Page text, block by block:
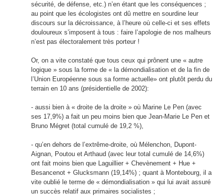
sécurité, de défense, etc.) n’en étant que les conséquences ;
au point que les écologistes ont dû mettre en sourdine leur
discours sur la décroissance, à l’heure où celle-ci et ses effets
douloureux s’imposent à tous : faire l’apologie de nos malheurs
n’est pas électoralement très porteur !
Or, on a vite constaté que tous ceux qui prônent une « autre
logique » sous la forme de « la démondialisation et de la fin de
l’Union Européenne sous sa forme actuelle» ont plutôt perdu du
terrain en 10 ans (présidentielle de 2002):
- aussi bien à « droite de la droite » où Marine Le Pen (avec
ses 17,9%) a fait un peu moins bien que Jean-Marie Le Pen et
Bruno Mégret (total cumulé de 19,2 %),
- qu’en dehors de l’extrême-droite, où Mélenchon, Dupont-
Aignan, Poutou et Arthaud (avec leur total cumulé de 14,6%)
ont fait moins bien que Laguillier + Chevènement + Hue +
Besancenot + Glucksmann (19,14%) ; quant à Montebourg, il a
vite oublié le terme de « démondialisation » qui lui avait assuré
un succès relatif aux primaires socialistes ;